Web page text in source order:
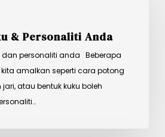
& Personaliti Anda
dan personaliti anda Beberapa
amalkan seperti cara potong
atau bentuk kuku boleh